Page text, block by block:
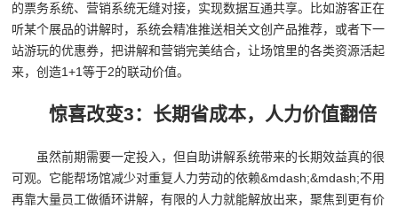
的票务系统、营销系统无缝对接，实现数据互通共享。比如游客正在
听某个展品的讲解时，系统会精准推送相关文创产品推荐，或者下一
站游玩的优惠券，把讲解和营销完美结合，让场馆里的各类资源活起
来，创造1+1等于2的联动价值。
惊喜改变3：长期省成本，人力价值翻倍
虽然前期需要一定投入，但自助讲解系统带来的长期效益真的很
可观。它能帮场馆减少对重复人力劳动的依赖&mdash;&mdash;不用
再靠大量员工做循环讲解，有限的人力就能解放出来，聚焦到更有价